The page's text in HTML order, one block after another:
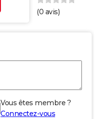
(0 avis)
Vous êtes membre ?
Connectez-vous